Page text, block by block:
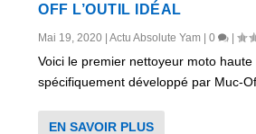
OFF L’OUTIL IDÉAL
Mai 19, 2020 |Actu Absolute Yam |0 |
Voici le premier nettoyeur moto
spécifiquement développé par Muc-
EN SAVOIR PLUS